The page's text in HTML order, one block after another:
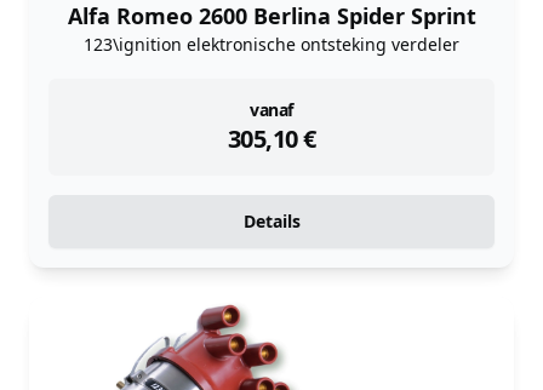
Alfa Romeo 2600 Berlina Spider Sprint
123\ignition elektronische ontsteking verdeler
vanaf
305,10€
instock
Details